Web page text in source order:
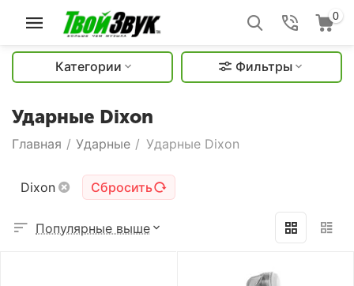
0
Категории Фильтры
Ударные Dixon
Главная / Ударные / Ударные Dixon
Dixon Сбросить
Популярные выше